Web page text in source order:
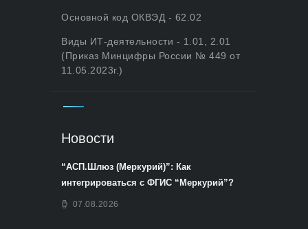
Основной код ОКВЭД - 62.02
Виды ИТ-деятельности - 1.01, 2.01
(Приказ Минцифры России № 449 от
11.05.2023г.)
Новости
“АСП.Шлюз (Меркурий)”: Как
интегрироваться с ФГИС “Меркурий”?
07.08.2026